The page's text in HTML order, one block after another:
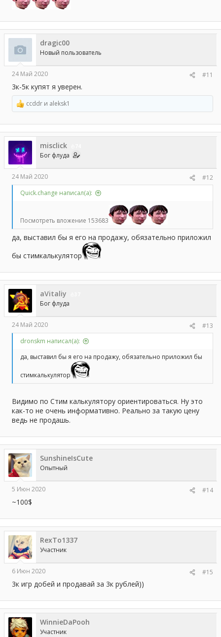
dragic00
Новый пользователь
24 Май 2020 #11
3к-5к купят я уверен.
Р
е
а
к
ц
и
и
ccddr и aleksk1
misclick
Бог флуда
24 Май 2020
#12
Quick.change написал(а):
Посмотреть вложение 153683
да, выставил бы я его на продажу, обязательно приложил
бы стимкалькулятор
aVitaliy
Бог флуда
24 Май 2020
#13
dronskm написал(а):
да, выставил бы я его на продажу, обязательно приложил бы
стимкалькулятор
Видимо по Стим калькулятору ориентироваться. Ну это
как-то не очень информативно. Реально за такую цену
ведь не продашь.
SunshineIsCute
Опытный
5 Июн 2020 #14
~100$
RexTo1337
Участник
6 Июн 2020 #15
3к игр добей и продавай за 3к рублей))
WinnieDaPooh
Участник